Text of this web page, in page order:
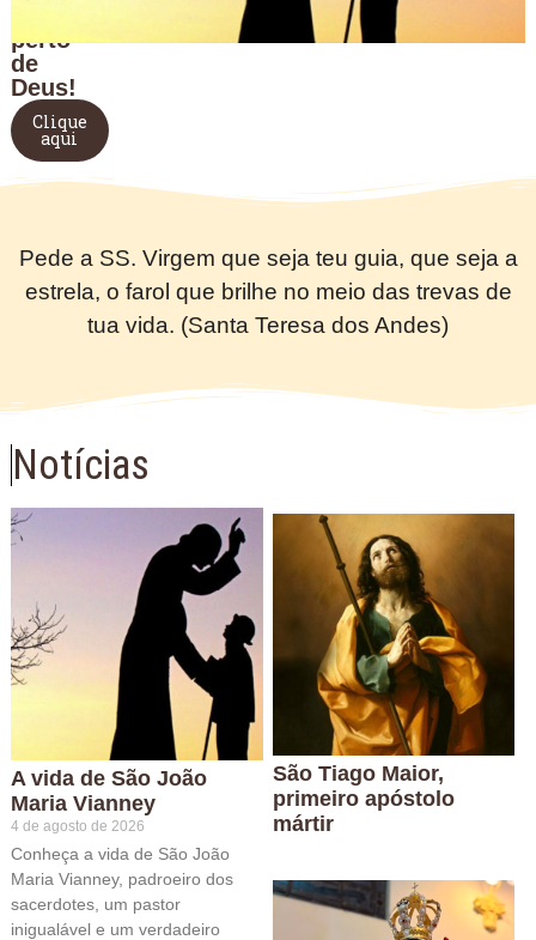
perto
de
Deus!
Clique
aqui
Pede a SS. Virgem que seja teu guia, que seja a
estrela, o farol que brilhe no meio das trevas de
tua vida. (Santa Teresa dos Andes)
Notícias
A vida de São João
Maria Vianney
4 de agosto de 2026
Conheça a vida de São João
Maria Vianney, padroeiro dos
sacerdotes, um pastor
inigualável e um verdadeiro
São Tiago Maior,
primeiro apóstolo
mártir